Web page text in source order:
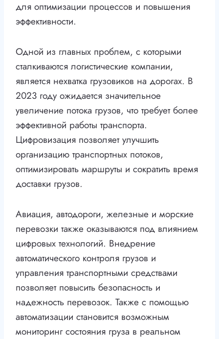
для оптимизации процессов и повышения
эффективности.
Одной из главных проблем, с которыми
сталкиваются логистические компании,
является нехватка грузовиков на дорогах. В
2023 году ожидается значительное
увеличение потока грузов, что требует более
эффективной работы транспорта.
Цифровизация позволяет улучшить
организацию транспортных потоков,
оптимизировать маршруты и сократить время
доставки грузов.
Авиация, автодороги, железные и морские
перевозки также оказываются под влиянием
цифровых технологий. Внедрение
автоматического контроля грузов и
управления транспортными средствами
позволяет повысить безопасность и
надежность перевозок. Также с помощью
автоматизации становится возможным
мониторинг состояния груза в реальном